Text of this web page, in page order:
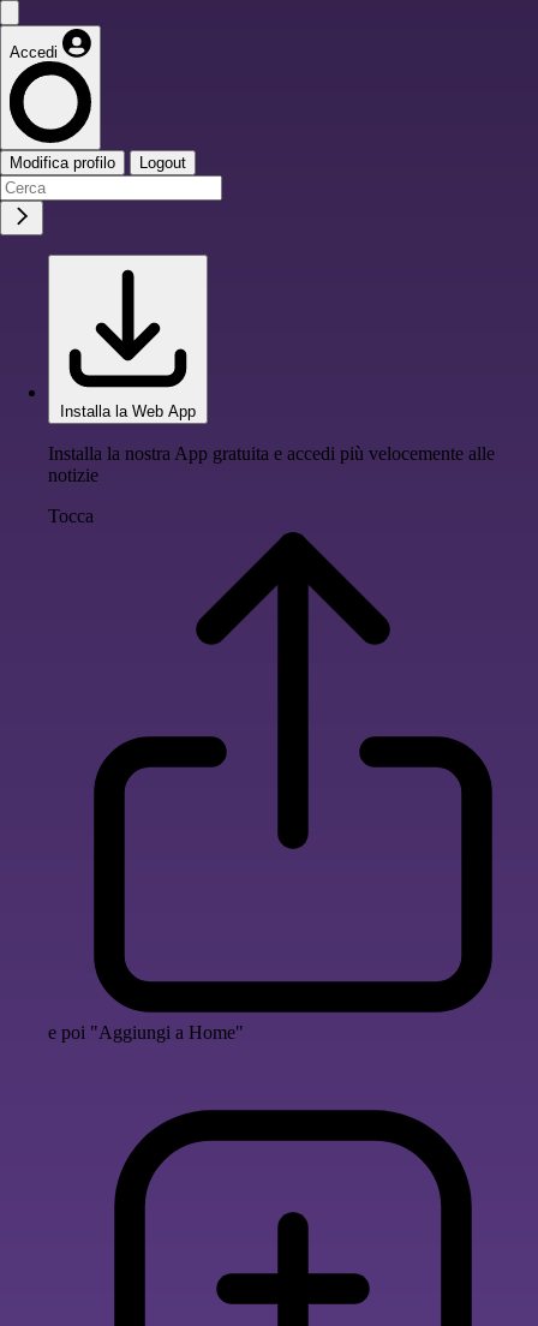
Accedi
Modifica profilo Logout
Installa la Web App
Installa la nostra App gratuita e accedi più velocemente alle
notizie
Tocca
e poi "Aggiungi a Home"